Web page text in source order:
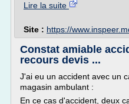
Lire la suite
Site : https://
Constat amiable
recours devis ...
J'ai eu un accident avec un
magasin ambulant :
En ce cas d'accident, deux